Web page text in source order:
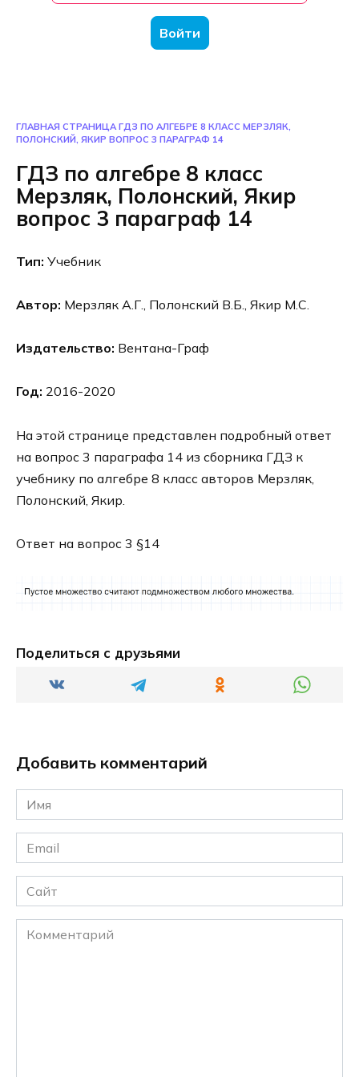
Войти
ГЛАВНАЯ СТРАНИЦА ГДЗ ПО АЛГЕБРЕ 8 КЛАСС МЕРЗЛЯК,
ПОЛОНСКИЙ, ЯКИР ВОПРОС 3 ПАРАГРАФ 14
ГДЗ по алгебре 8 класс
Мерзляк, Полонский, Якир
вопрос 3 параграф 14
Тип: Учебник
Автор: Мерзляк А.Г., Полонский В.Б., Якир М.С.
Издательство: Вентана-Граф
Год: 2016-2020
На этой странице представлен подробный ответ
на вопрос 3 параграфа 14 из сборника ГДЗ к
учебнику по алгебре 8 класс авторов Мерзляк,
Полонский, Якир.
Ответ на вопрос 3 §14
Поделиться с друзьями
Добавить комментарий
Имя
*
Email
*
Сайт
Комментарий